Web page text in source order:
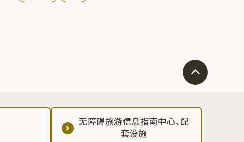
无障碍旅游信息指南中心、配
套设施